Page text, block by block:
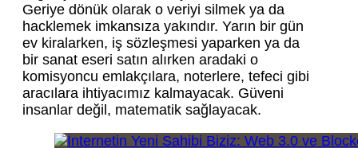
Geriye dönük olarak o veriyi silmek ya da
hacklemek imkansıza yakındır. Yarın bir gün
ev kiralarken, iş sözleşmesi yaparken ya da
bir sanat eseri satın alırken aradaki o
komisyoncu emlakçılara, noterlere, tefeci gibi
aracılara ihtiyacımız kalmayacak. Güveni
insanlar değil, matematik sağlayacak.